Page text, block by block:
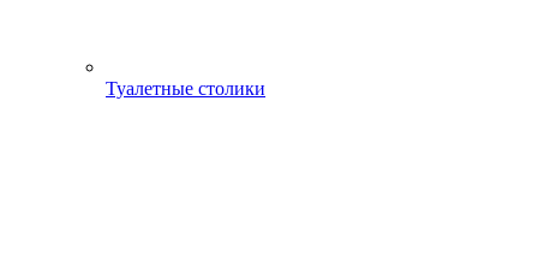
Туалетные столики